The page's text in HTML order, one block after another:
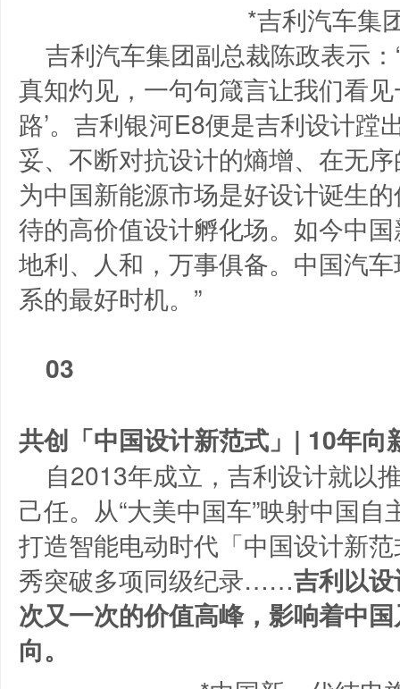
*吉利汽车集
吉利汽车集团副总裁陈政表示
真知灼见，一句句箴言让我们看
路’。吉利银河E8便是吉利设计
妥、不断对抗设计的熵增、在无
为中国新能源市场是好设计诞生
待的高价值设计孵化场。如今中
地利、人和，万事俱备。中国汽
系的最好时机。”
03
共创「中国设计新范式」| 10年向
自2013年成立，吉利设计就以
己任。从“大美中国车”映射中国自
打造智能电动时代「中国设计新
秀突破多项同级纪录……吉利以
次又一次的价值高峰，影响着中
向。